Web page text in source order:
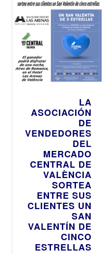
LA
ASOCIACIÓN
DE
VENDEDORES
DEL
MERCADO
CENTRAL DE
VALÈNCIA
SORTEA
ENTRE SUS
CLIENTES UN
SAN
VALENTÍN DE
CINCO
ESTRELLAS